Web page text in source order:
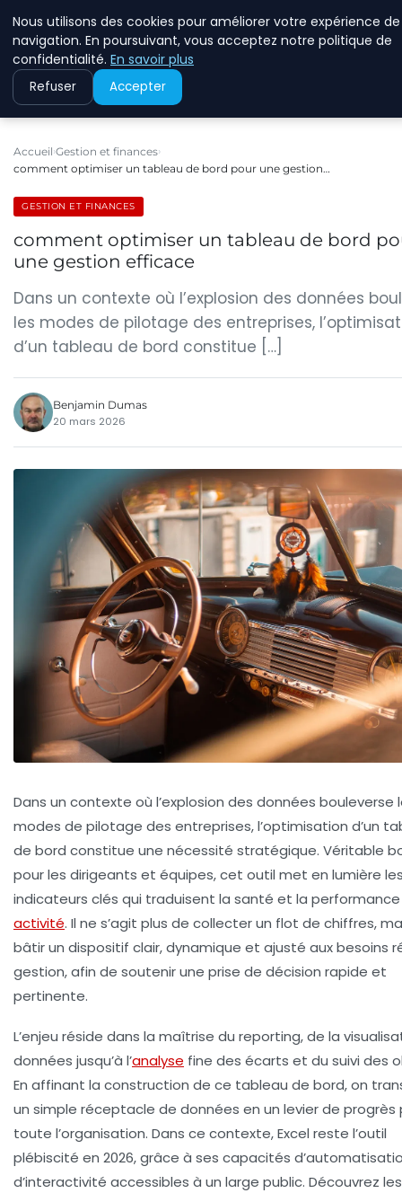
ECOMMCODE2
Accueil Gestion et finances
comment optimiser un tableau de bord pour une gestion…
GESTION ET FINANCES
comment optimiser un tableau de bord
une gestion efficace
Dans un contexte où l’explosion des données
les modes de pilotage des entreprises,
d’un tableau de bord constitue […]
Benjamin Dumas
20 mars 2026
Dans un contexte où l’explosion des données bouleverse
modes de pilotage des entreprises, l’optimisation d’un
de bord constitue une nécessité stratégique. Véritable
pour les dirigeants et équipes, cet outil met en lumière
indicateurs clés qui traduisent la santé et la performance
activité. Il ne s’agit plus de collecter un flot de chiffres,
bâtir un dispositif clair, dynamique et ajusté aux besoins
gestion, afin de soutenir une prise de décision rapide et
pertinente.
L’enjeu réside dans la maîtrise du reporting, de la
données jusqu’à l’analyse fine des écarts et du suivi des
En affinant la construction de ce tableau de bord, on
un simple réceptacle de données en un levier de progrès
toute l’organisation. Dans ce contexte, Excel reste l’outil
plébiscité en 2026, grâce à ses capacités
d’interactivité accessibles à un large public. Découvrez
Nous utilisons des cookies pour améliorer votre expérience de
navigation. En poursuivant, vous acceptez notre politique de
confidentialité. En savoir plus
Refuser Accepter